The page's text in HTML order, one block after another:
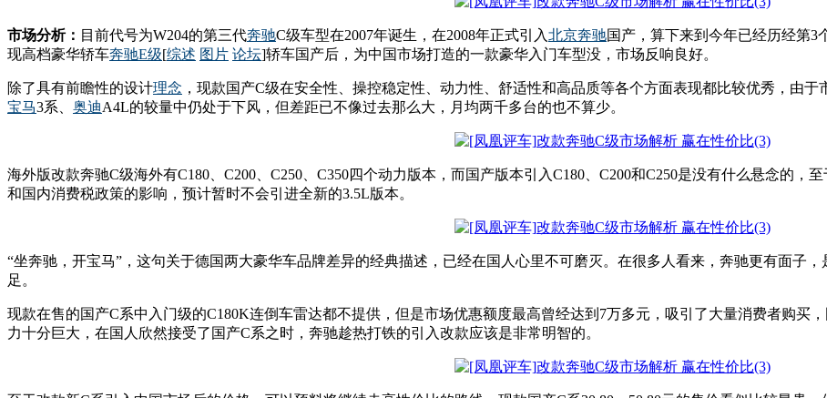
市场分析： 目前代号为W204的第三代奔驰C级车型在2007年诞生，在2008年正式引入北京奔驰国产，算下来到今年已经历经第3
现高档豪华轿车奔驰E级[综述 图片 论坛]轿车国产后，为中国市场打造的一款豪华入门车型没，市场反响良好。
除了具有前瞻性的设计理念 ，现款国产C级在安全性、操控稳定性、动力性、舒适性和高品质等各个方面表现都比较优秀，由
宝马3系、 奥迪A4L的较量中仍处于下风，但差距已不像过去那么大，月均两千多台的也不算少。
海外版改款奔驰C级海外有C180、C200、C250、C350四个动力版本，而国产版本引入C180、C200和C250是没有什么悬念的，
和国内消费税政策的影响，预计暂时不会引进全新的3.5L版本。
“坐奔驰，开宝马”，这句关于德国两大豪华车品牌差异的经典描述，已经在国人心里不可磨灭。在很多人看来，奔驰更有面子
足。
现款在售的国产C系中入门级的C180K连倒车雷达都不提供，但是市场优惠额度最高曾经达到7万多元，吸引了大量消费者购买
力十分巨大，在国人欣然接受了国产C系之时，奔驰趁热打铁的引入改款应该是非常明智的。